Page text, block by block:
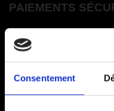
Consentement
PAIEMENTS
Paiement en 3 ou 4 fois